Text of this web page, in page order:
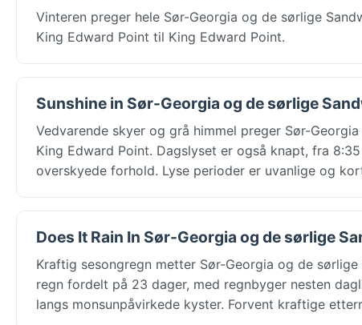
Vinteren preger hele Sør-Georgia og de sørlige
King Edward Point til King Edward Point.
Sunshine in Sør-Georgia og de sørlige
Vedvarende skyer og grå himmel preger Sør-
King Edward Point. Dagslyset er også knapt, fra
overskyede forhold. Lyse perioder er uvanlige og
Does It Rain In Sør-Georgia og de sørlige
Kraftig sesongregn metter Sør-Georgia og de
regn fordelt på 23 dager, med regnbyger nesten
langs monsunpåvirkede kyster. Forvent kraftige